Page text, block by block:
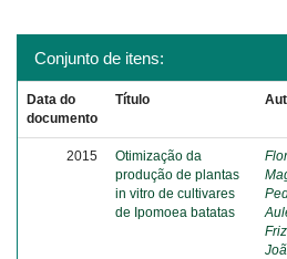
Conjunto de itens:
Data do
documento
Título
2015
Otimização da
produção de plantas
in vitro de cultivares
de Ipomoea batatas